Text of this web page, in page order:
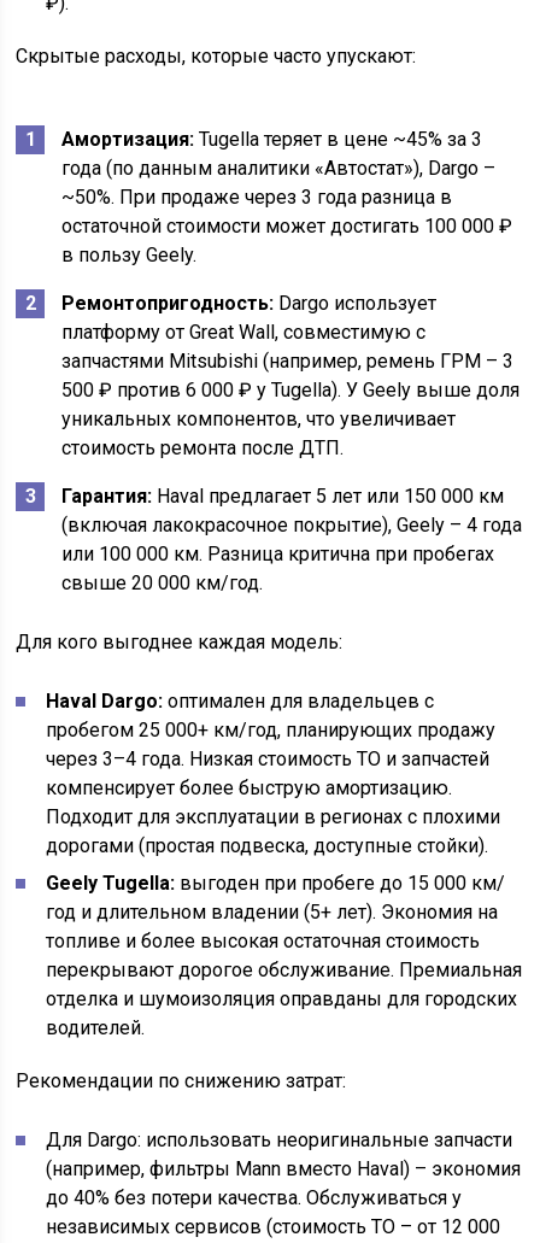
Скрытые расходы, которые часто упускают:
Амортизация: Tugella теряет в цене ~45% за 3
года (по данным аналитики «Автостат»), Dargo –
~50%. При продаже через 3 года разница в
остаточной стоимости может достигать 100 000 ₽
в пользу Geely.
Ремонтопригодность: Dargo использует
платформу от Great Wall, совместимую с
запчастями Mitsubishi (например, ремень ГРМ – 3
500 ₽ против 6 000 ₽ у Tugella). У Geely выше доля
уникальных компонентов, что увеличивает
стоимость ремонта после ДТП.
Гарантия: Haval предлагает 5 лет или 150 000 км
(включая лакокрасочное покрытие), Geely – 4 года
или 100 000 км. Разница критична при пробегах
свыше 20 000 км/год.
Для кого выгоднее каждая модель:
Haval Dargo: оптимален для владельцев с
пробегом 25 000+ км/год, планирующих продажу
через 3–4 года. Низкая стоимость ТО и запчастей
компенсирует более быструю амортизацию.
Подходит для эксплуатации в регионах с плохими
дорогами (простая подвеска, доступные стойки).
Geely Tugella: выгоден при пробеге до 15 000 км/
год и длительном владении (5+ лет). Экономия на
топливе и более высокая остаточная стоимость
перекрывают дорогое обслуживание. Премиальная
отделка и шумоизоляция оправданы для городских
водителей.
Рекомендации по снижению затрат:
Для Dargo: использовать неоригинальные запчасти
(например, фильтры Mann вместо Haval) – экономия
до 40% без потери качества. Обслуживаться у
независимых сервисов (стоимость ТО – от 12 000